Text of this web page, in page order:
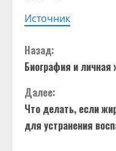
Источник
П
р
о
д
Назад:
Биография и личная
Далее:
Что делать, если
для устранения